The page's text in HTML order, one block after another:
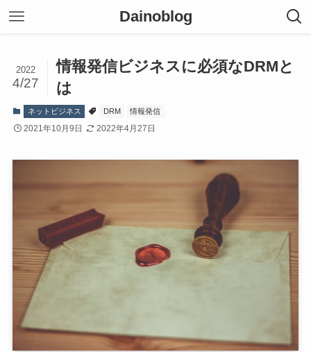
Dainoblog
情報発信ビジネスに必須なDRMと
は
2022
4/27
ネットビジネス DRM 情報発信
2021年10月9日 2022年4月27日